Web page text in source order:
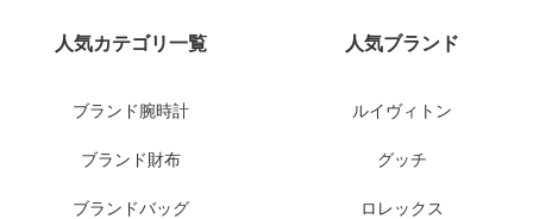
人気カテゴリ一覧
ブランド腕時計
ブランド財布
ブランドバッグ
人気ブランド
ルイヴィトン
グッチ
ロレックス